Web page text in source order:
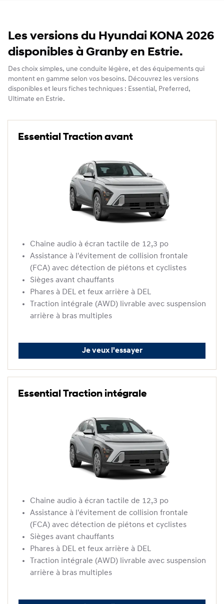
Les versions du Hyundai KONA 2026
disponibles à Granby en Estrie.
Des choix simples, une conduite légère, et des équipements qui
montent en gamme selon vos besoins. Découvrez les versions
disponibles et leurs fiches techniques : Essential, Preferred,
Ultimate en Estrie.
Essential Traction avant
Chaine audio à écran tactile de 12,3 po
Assistance à l'évitement de collision frontale
(FCA) avec détection de piétons et cyclistes
Sièges avant chauffants
Phares à DEL et feux arrière à DEL
Traction intégrale (AWD) livrable avec suspension
arrière à bras multiples
Je veux l'essayer
Essential Traction intégrale
Chaine audio à écran tactile de 12,3 po
Assistance à l'évitement de collision frontale
(FCA) avec détection de piétons et cyclistes
Sièges avant chauffants
Phares à DEL et feux arrière à DEL
Traction intégrale (AWD) livrable avec suspension
arrière à bras multiples